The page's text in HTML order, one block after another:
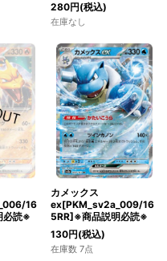
280円(税込)
在庫なし
16
必読※
カメックス
ex[PKM_sv2a_009/16
5RR]※商品説明必読※
130円(税込)
在庫数 7点